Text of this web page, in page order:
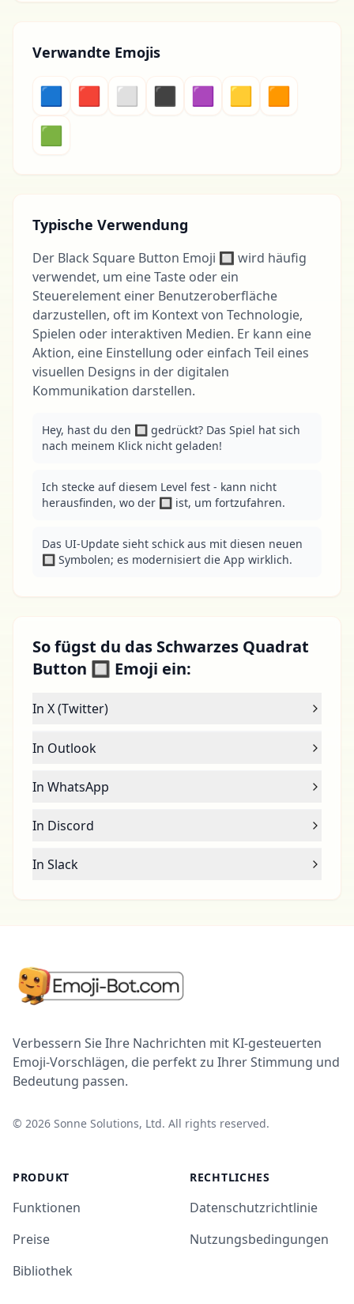
Verwandte Emojis
🟦 🟥 ⬜ ⬛ 🟪 🟨
🟧
🟩
Typische Verwendung
Der Black Square Button Emoji 🔲 wird häufig
verwendet, um eine Taste oder ein
Steuerelement einer Benutzeroberfläche
darzustellen, oft im Kontext von Technologie,
Spielen oder interaktiven Medien. Er kann eine
Aktion, eine Einstellung oder einfach Teil eines
visuellen Designs in der digitalen
Kommunikation darstellen.
Hey, hast du den 🔲 gedrückt? Das Spiel hat sich
nach meinem Klick nicht geladen!
Ich stecke auf diesem Level fest - kann nicht
herausfinden, wo der 🔲 ist, um fortzufahren.
Das UI-Update sieht schick aus mit diesen neuen
🔲 Symbolen; es modernisiert die App wirklich.
So fügst du das Schwarzes Quadrat
Button 🔲 Emoji ein:
In X (Twitter)
In Outlook
In WhatsApp
In Discord
In Slack
Verbessern Sie Ihre Nachrichten mit KI-gesteuerten
Emoji-Vorschlägen, die perfekt zu Ihrer Stimmung und
Bedeutung passen.
© 2026 Sonne Solutions, Ltd. All rights reserved.
PRODUKT
Funktionen
Preise
Bibliothek
RECHTLICHES
Datenschutzrichtlinie
Nutzungsbedingungen